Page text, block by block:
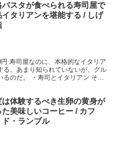
パスタが食べられる寿司屋で
イタリアンを堪能する / しげ
寿司屋なのに、本格的なイタリア
る。あまり知られていないが、グル
のだ。 ・寿司とイタリアン その
は体験するべき生卵の黄身が
た美味しいコーヒー / カフ
ド・ランブル